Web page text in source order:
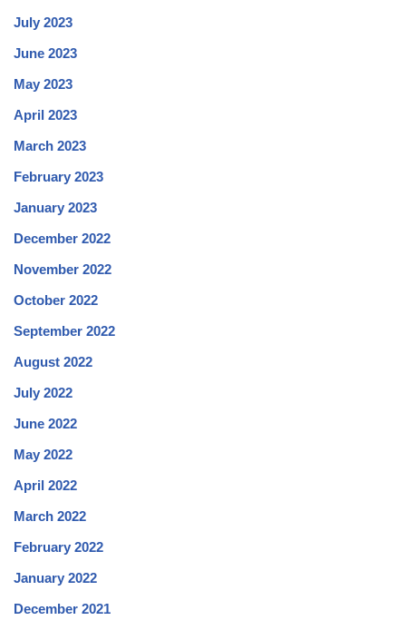
July 2023
June 2023
May 2023
April 2023
March 2023
February 2023
January 2023
December 2022
November 2022
October 2022
September 2022
August 2022
July 2022
June 2022
May 2022
April 2022
March 2022
February 2022
January 2022
December 2021